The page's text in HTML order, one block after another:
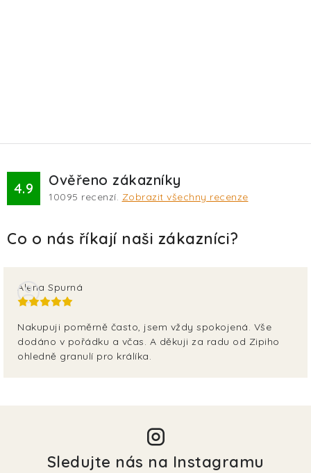
4.9 Ověřeno zákazníky
10095 recenzí. Zobrazit všechny recenze
Alena Spurná
Nakupuji poměrně často, jsem vždy spokojená. Vše
dodáno v pořádku a včas. A děkuji za radu od Zipiho
ohledně granulí pro králíka.
Sledujte nás na Instagramu